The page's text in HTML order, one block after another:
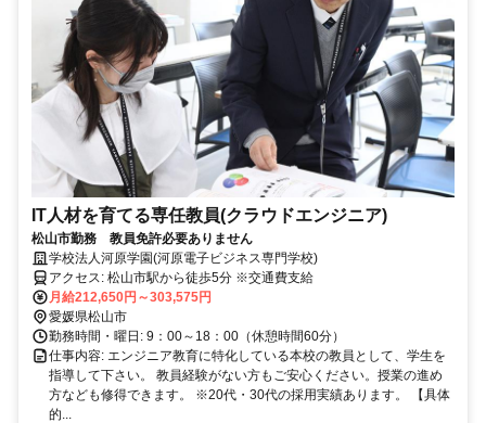
IT人材を育てる専任教員(クラウドエンジニア)
松山市勤務 教員免許必要ありません
学校法人河原学園(河原電子ビジネス専門学校)
アクセス: 松山市駅から徒歩5分 ※交通費支給
月給212,650円～303,575円
愛媛県松山市
勤務時間・曜日: 9：00～18：00（休憩時間60分）
仕事内容: エンジニア教育に特化している本校の教員として、学生を
指導して下さい。 教員経験がない方もご安心ください。授業の進め
方なども修得できます。 ※20代・30代の採用実績あります。 【具体
的...